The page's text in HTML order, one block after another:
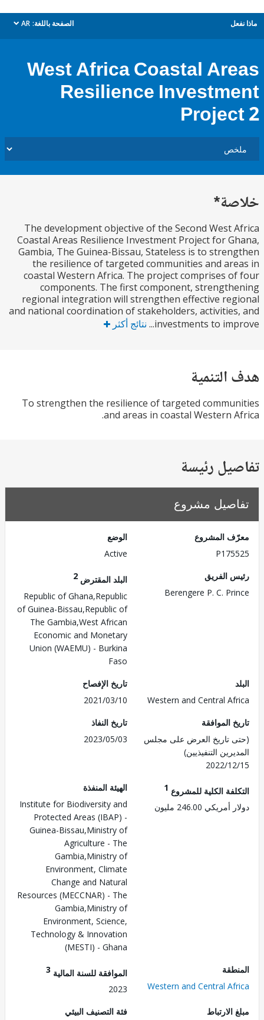
الصفحة باللغة: AR
dropdown
West Africa Coastal
Resilience
The development objective of the Second West
Coastal Areas Resilience Investment Project for
Gambia, The Guinea-Bissau, Stateless is to
the resilience of targeted communities and
coastal Western Africa. The project comprises
components. The first component,
regional integration will strengthen effective
and national coordination of stakeholders,
investments to نتائج أكثر
To strengthen the resilience of targeted
and areas in coastal Western
رئيسة
مشروع
المشروع
الفريق
Berengere P. C.
البلد المقترض
Republic of Ghana,Republic
of Guinea-Bissau,Republic of
The Gambia,West African
Economic and Monetary
Union (WAEMU) - Burkina
Western and Central
تاريخ الإفصاح
2021/03/10
الموافقة
تاريخ العرض على مجلس
التنفيذيين)
2022/
تاريخ النفاذ
2023/05/03
الكلية للمشروع1
246.00 مليون
الهيئة المنفذة
Institute for Biodiversity and
Protected Areas (IBAP) -
Guinea-Bissau,Ministry of
Agriculture - The
Gambia,Ministry of
Environment, Climate
Change and Natural
Resources (MECCNAR) - The
Gambia,Ministry of
Environment, Science,
Technology & Innovation
(MESTI) - Ghana
Western and Central
الموافقة للسنة المالية3
2023
فئة التصنيف البيئي